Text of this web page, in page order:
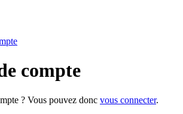
compte
? Vous pouvez donc vous connecter.